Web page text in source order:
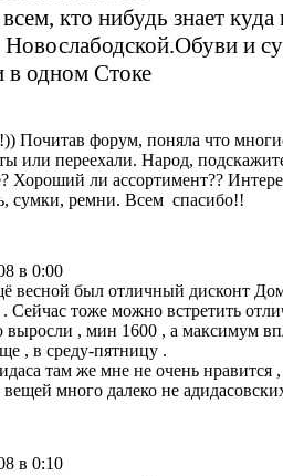
кто нибудь знает куда
Новослабодской.Обуви и
в одном Стоке
Почитав форум, поняла что
или переехали. Народ,
Хороший ли ассортимент??
сумки, ремни. Всем спасибо!!
в 0:00
весной был отличный дисконт
Сейчас тоже можно встретить
выросли , мин 1600 , а максимум
, в среду-пятницу .
там же мне не очень нравится
много далеко не
в 0:10